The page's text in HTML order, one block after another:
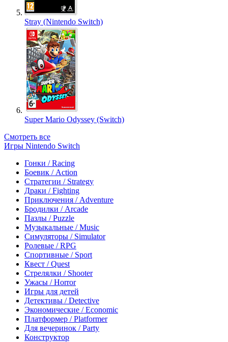
Stray (Nintendo Switch)
Super Mario Odyssey (Switch)
Смотреть все
Игры Nintendo Switch
Гонки / Racing
Боевик / Action
Стратегии / Strategy
Драки / Fighting
Приключения / Adventure
Бродилки / Arcade
Пазлы / Puzzle
Музыкальные / Music
Симуляторы / Simulator
Ролевые / RPG
Спортивные / Sport
Квест / Quest
Стрелялки / Shooter
Ужасы / Horror
Игры для детей
Детективы / Detective
Экономические / Economic
Платформер / Platformer
Для вечеринок / Party
Конструктор